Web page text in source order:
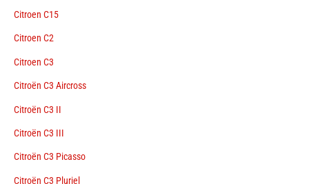
Citroen C15
Citroen C2
Citroen C3
Citroën C3 Aircross
Citroën C3 II
Citroën C3 III
Citroën C3 Picasso
Citroën C3 Pluriel